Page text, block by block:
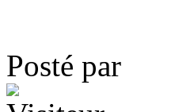
Posté par